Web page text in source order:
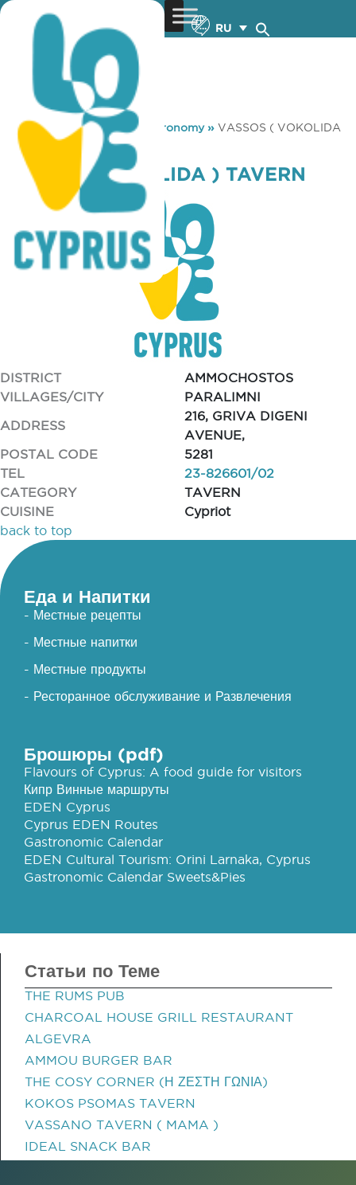
RU
You are here: Home »Gastronomy» VASSOS ( VOKOLIDA
) TAVERN
VASSOS ( VOKOLIDA ) TAVERN
DISTRICT
AMMOCHOSTOS
VILLAGES/CITY
PARALIMNI
ADDRESS
216, GRIVA DIGENI
AVENUE,
POSTAL CODE
5281
TEL
23-826601/02
CATEGORY
TAVERN
CUISINE
Cypriot
back to top
Еда и Напитки
- Местные рецепты
- Местные напитки
- Местные продукты
- Ресторанное обслуживание и Развлечения
Брошюры (pdf)
Flavours of Cyprus: A food guide for visitors
Кипр Винные маршруты
EDEN Cyprus
Cyprus EDEN Routes
Gastronomic Calendar
EDEN Cultural Tourism: Orini Larnaka, Cyprus
Gastronomic Calendar Sweets&Pies
Статьи по Теме
THE RUMS PUB
CHARCOAL HOUSE GRILL RESTAURANT
ALGEVRA
AMMOU BURGER BAR
THE COSY CORNER (Η ΖΕΣΤΗ ΓΩΝΙΑ)
KOKOS PSOMAS TAVERN
VASSANO TAVERN ( MAMA )
IDEAL SNACK BAR